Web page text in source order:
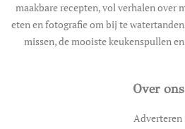
maakbare recepten, vol verhalen over
eten en fotografie om bij te
missen, de mooiste keukenspullen
Over ons
Adverteren